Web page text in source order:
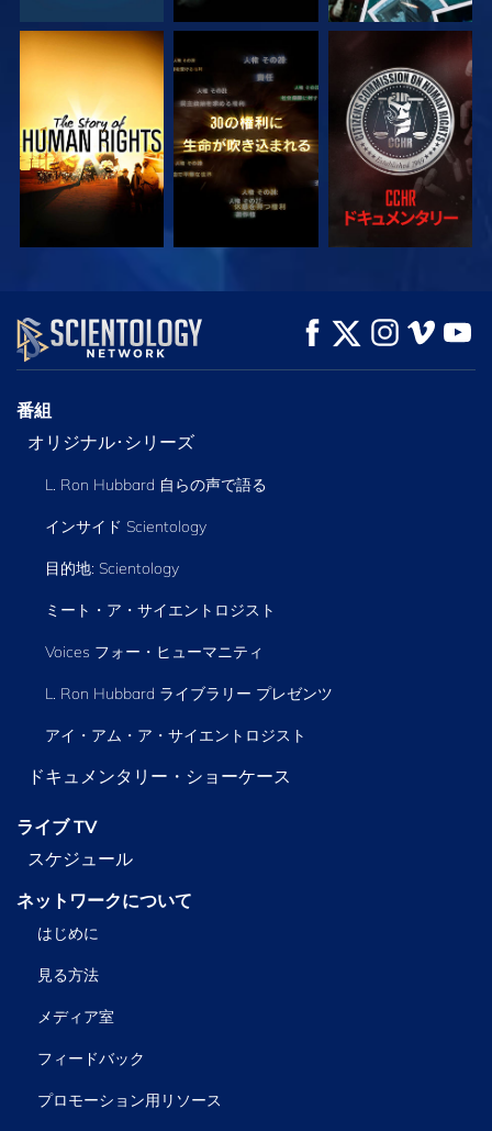
観る 観る 観る
観る シリーズを探求
番組
オリジナル･シリーズ
L. Ron Hubbard 自らの声で語る
インサイド Scientology
目的地: Scientology
ミート・ア・サイエントロジスト
Voices フォー・ヒューマニティ
L. Ron Hubbard ライブラリー プレゼンツ
アイ・アム・ア・サイエントロジスト
ドキュメンタリー・ショーケース
ライブ TV
スケジュール
ネットワークについて
はじめに
見る方法
メディア室
フィードバック
プロモーション用リソース